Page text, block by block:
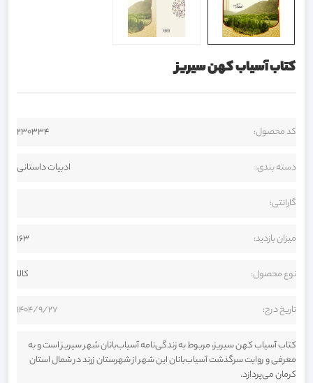
کتاب آسیاب کهن سیریز
کد محصول: 230334
دسته بندی: ادبیات داستانی
گارانتی:
میزان بازدید: 163
نوع محصول: کالا
تاریخ درج: 1404/9/27
کتاب آسیاب کهن سیریز، مربوط به زندگی‌نامه آسیاب‌بانان شهر سیریز است و به
معرفی و روایت سرگذشت آسیاب‌بانان این شهر از شهرستان زرند در شمال استان
کرمان می‌پردازد.